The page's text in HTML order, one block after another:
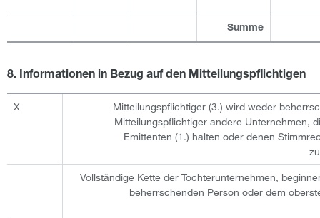
Summe
8. Informationen in Bezug auf den Mitteilungspflichtigen
X
Mitteilungspflichtiger (3.) wird weder
Mitteilungspflichtiger andere Unternehmen,
Emittenten (1.) halten oder denen
Vollständige Kette der Tochterunternehmen,
beherrschenden Person oder dem